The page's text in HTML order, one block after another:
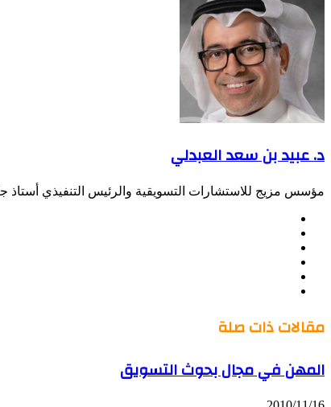
د. عبيد بن سعد العبدلي
مؤسس مزيج للاستشارات التسويقية والرئيس التنفيذي أستاذ
مقالات ذات صلة
المهن في مجال بحوث التسويق